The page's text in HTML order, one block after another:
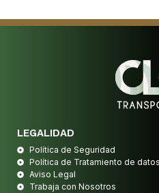
LEGALIDAD
Política de Seguridad
Política de Tratamiento de datos
Aviso Legal
Trabaja con Nosotros